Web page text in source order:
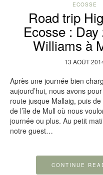
ECOSSE
Road trip
Ecosse :
Williams à
13 AOÛT
Après une journée bien
aujourd’hui, nous avons
route jusque Mallaig, puis
de l’île de Mull où nous
journée ou plus. Au petit
notre guest…
CONTINUE